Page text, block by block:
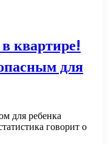
квартире!
для
для ребенка
говорит о